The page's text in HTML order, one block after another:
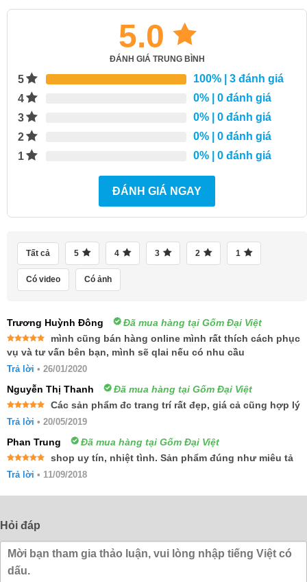
5.0
ĐÁNH GIÁ TRUNG BÌNH
5 100% | 3 đánh giá
4
0% | 0 đánh giá
3
0% | 0 đánh giá
2
0% | 0 đánh giá
1
0% | 0 đánh giá
ĐÁNH GIÁ NGAY
Tất cả 5 4 3 2 1
Có video Có ảnh
Trương Huỳnh Đông Đã mua hàng tại Gốm Đại Việt
Được xếp
hạng55
sao
mình cũng bán hàng online mình rất thích cách phục
vụ và tư vấn bên bạn, mình sẽ qlai nếu có nhu cầu
Trả lời • 26/01/2020
Nguyễn Thị Thanh Đã mua hàng tại Gốm Đại Việt
hạng55
Các sản phẩm đc trang trí rất đẹp, giá cả cũng hợp lý
Trả lời • 20/05/2019
Phan Trung Đã mua hàng tại Gốm Đại Việt
hạng55
shop uy tín, nhiệt tình. Sản phẩm đúng như miêu tả
Trả lời • 11/09/2018
Hỏi đáp